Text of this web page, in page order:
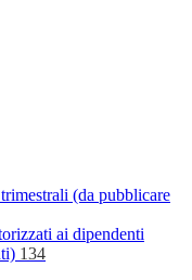
(da pubblicare
ai dipendenti
134